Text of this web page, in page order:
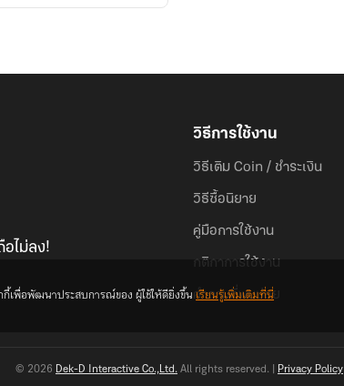
ไม่ลง!
วิธีการใช้งาน
วิธีเติม Coin / ชำระเงิน
วิธีซื้อนิยาย
คู่มือการใช้งาน
กติกาการใช้งาน
คำถามที่พบบ่อย
© 2026 Dek-D Interactive Co.,Ltd. All rights reserved. | Privacy Policy
เพื่อพัฒนาประสบการณ์ของ ผู้ใช้ให้ดียิ่งขึ้นเรียนรู้เพิ่มเติมที่นี่